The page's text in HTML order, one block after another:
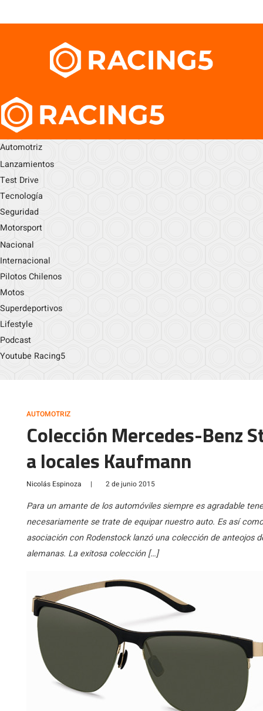
Automotriz
Lanzamientos
Test Drive
Tecnología
Seguridad
Motorsport
Nacional
Internacional
Pilotos Chilenos
Motos
Superdeportivos
Lifestyle
Podcast
Youtube Racing5
AUTOMOTRIZ
Colección Mercedes-Benz
a locales Kaufmann
Nicolás Espinoza | 2 de junio 2015
Para un amante de los automóviles siempre es agradable
necesariamente se trate de equipar nuestro auto. Es así
asociación con Rodenstock lanzó una colección de anteojos
alemanas. La exitosa colección […]